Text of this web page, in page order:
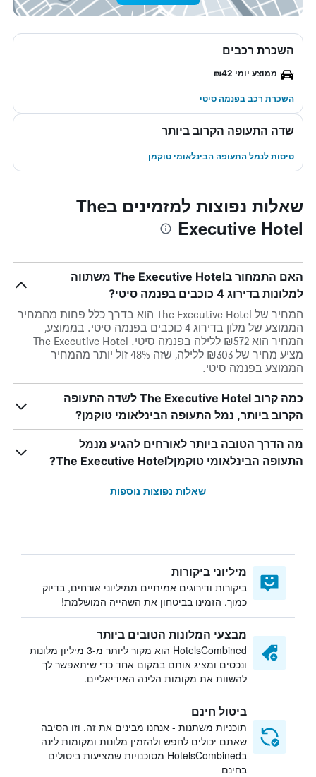
השכרת רכבים
ממוצע יומי ₪42
השכרת רכב בפנמה סיטי
שדה התעופה הקרוב ביותר
טיסות לנמל התעופה הבינלאומי טוקמן
שאלות נפוצות למזמינים בThe
Executive Hotel
האם התמחור בThe Executive Hotel משתווה
למלונות בדירוג 4 כוכבים בפנמה סיטי?
המחיר של The Executive Hotel הוא בדרך כלל פחות מהמחיר
הממוצע של מלון בדירוג 4 כוכבים בפנמה סיטי. בממוצע,
המחיר הוא ₪572 ללילה בפנמה סיטי. The Executive Hotel
מציע מחיר של ₪303 ללילה, שזה 48% זול יותר מהמחיר
הממוצע בפנמה סיטי.
כמה קרוב The Executive Hotel לשדה התעופה
הקרוב ביותר, נמל התעופה הבינלאומי טוקמן?
מה הדרך הטובה ביותר לאורחים להגיע מנמל
התעופה הבינלאומי טוקמןלThe Executive Hotel?
שאלות נפוצות נוספות
מיליוני ביקורות
ביקורות ודירוגים אמיתיים ממיליוני אורחים, בדיוק
כמוך. הזמינו בביטחון את השהייה המושלמת!
מבצעי המלונות הטובים ביותר
HotelsCombined הוא מקור ליותר מ-3 מיליון מלונות
ונכסים ומציג אותם במקום אחד כדי שיתאפשר לך
להשוות את מקומות הלינה האידיאליים.
ביטול חינם
תוכניות משתנות - אנחנו מבינים את זה. וזו הסיבה
שאתם יכולים לחפש ולהזמין מלונות ומקומות לינה
בHotelsCombined מסוכנויות שמציעות ביטולים
בחינם